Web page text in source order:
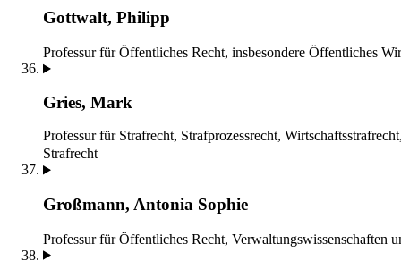
Gottwalt, Philipp
Professur für Öffentliches Recht, insbesondere Öffentliches
Gries, Mark
Professur für Strafrecht, Strafprozessrecht,
Strafrecht
Großmann, Antonia Sophie
Professur für Öffentliches Recht, Verwaltungswissenschaften